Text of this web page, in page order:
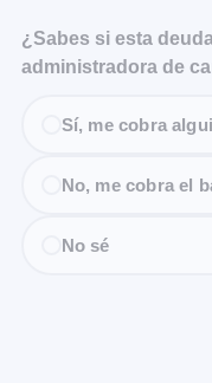
¿Sabes si esta
administradora de
Sí, me cobra
No, me cobra el
No sé